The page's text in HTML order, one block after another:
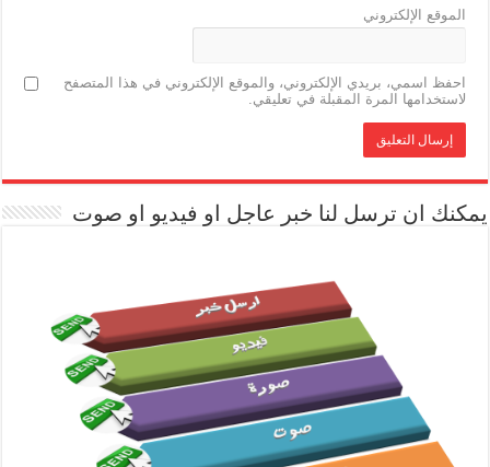
الموقع الإلكتروني
احفظ اسمي، بريدي الإلكتروني، والموقع الإلكتروني في هذا المتصفح
لاستخدامها المرة المقبلة في تعليقي.
يمكنك ان ترسل لنا خبر عاجل او فيديو او صوت